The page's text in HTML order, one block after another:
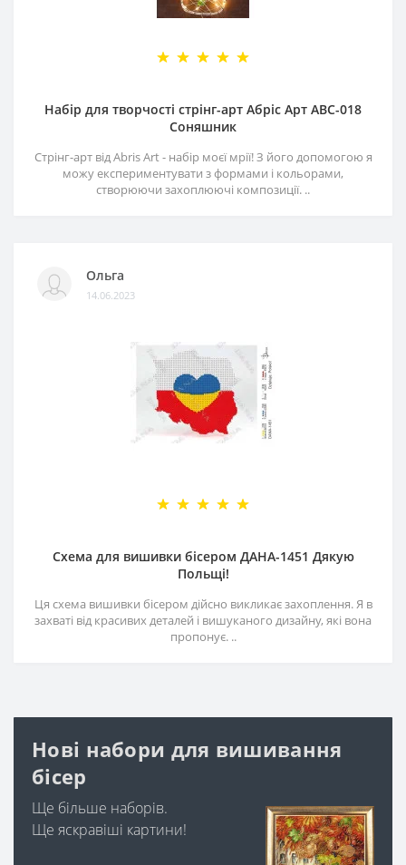
Набір для творчості стрінг-арт Абріс Арт АВС-018
Соняшник
Стрінг-арт від Abris Art - набір моєї мрії! З його допомогою я
можу експериментувати з формами і кольорами,
створюючи захоплюючі композиції. ..
Ольга
14.06.2023
Схема для вишивки бісером ДАНА-1451 Дякую
Польщі!
Ця схема вишивки бісером дійсно викликає захоплення. Я в
захваті від красивих деталей і вишуканого дизайну, які вона
пропонує. ..
Нові набори для вишивання
бісер
Ще більше наборів.
Ще яскравіші картини!